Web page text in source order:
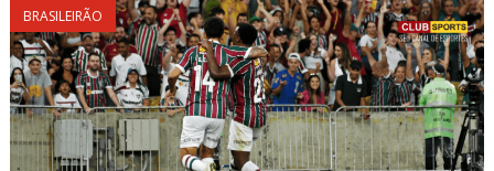
BRASILEIRÃO